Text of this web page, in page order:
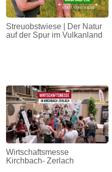
Streuobstwiese | Der Natur
auf der Spur im Vulkanland
Wirtschaftsmesse
Kirchbach- Zerlach